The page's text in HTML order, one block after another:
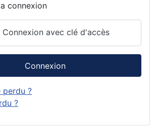
connexion
Connexion avec clé d'accès
Connexion
perdu ?
?